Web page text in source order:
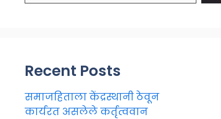
Recent Posts
समाजहिताला केंद्रस्थानी ठेवून
कार्यरत असलेले कर्तृत्ववान